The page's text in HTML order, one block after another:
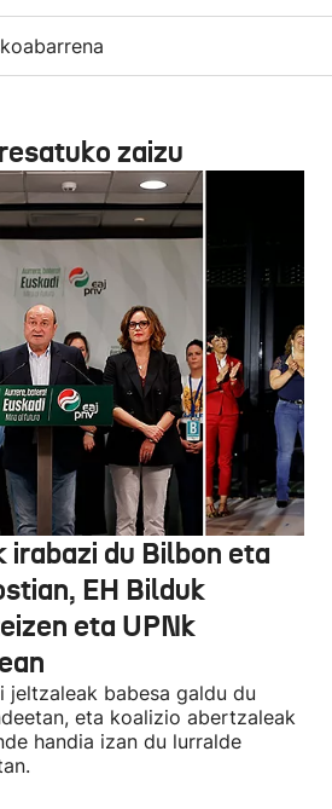
zaizu
irabazi du Bilbon eta
EH Bilduk
eta UPNk
jeltzaleak babesa galdu du
eta koalizio abertzaleak
handia izan du lurralde